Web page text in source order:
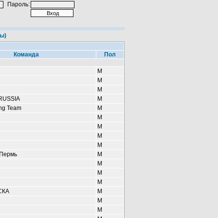
Пароль:
Команда Пол
М
М
М
М
Team
М
М
М
М
М
М
М
М
М
М
М
М